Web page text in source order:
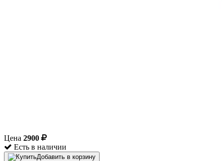
Цена 2900
Есть в наличии
Добавить в корзину